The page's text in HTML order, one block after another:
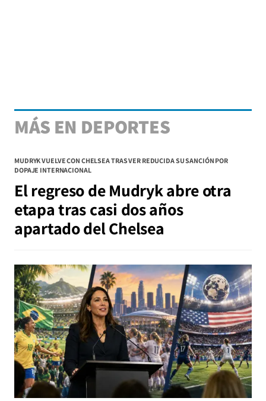
MÁS EN DEPORTES
MUDRYK VUELVE CON CHELSEA TRAS VER REDUCIDA SU SANCIÓN POR
DOPAJE INTERNACIONAL
El regreso de Mudryk abre otra
etapa tras casi dos años
apartado del Chelsea